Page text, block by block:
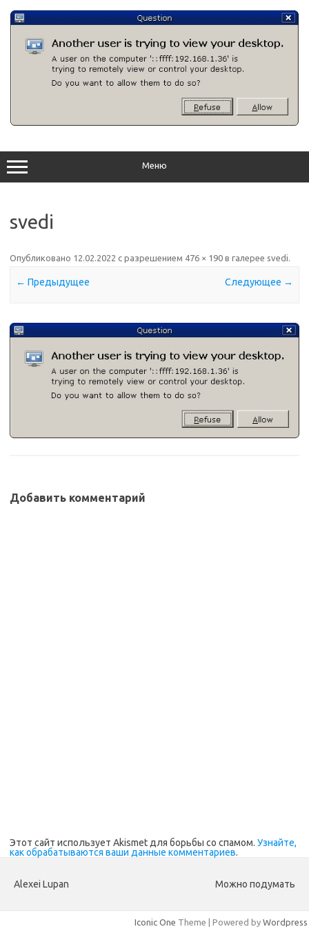
содержимому
Меню
svedi
Опубликовано 12.02.2022 с разрешением 476 × 190 в галерее svedi.
← Предыдущее Следующее →
Добавить комментарий
Этот сайт использует Akismet для борьбы со спамом. Узнайте,
как обрабатываются ваши данные комментариев.
Alexei Lupan Можно подумать
Iconic One Theme | Powered by Wordpress